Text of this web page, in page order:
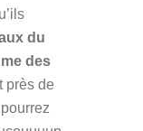
du
des
près de